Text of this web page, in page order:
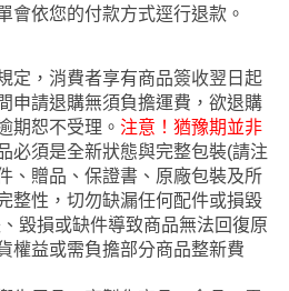
會依您的付款方式逕行退款。
定，消費者享有商品簽收翌日起
申請退購無須負擔運費，欲退購
期恕不受理。 注意！猶豫期並非
必須是全新狀態與完整包裝(請注
、贈品、保證書、原廠包裝及所
整性，切勿缺漏任何配件或損毀
毀損或缺件導致商品無法回復原
權益或需負擔部分商品整新費